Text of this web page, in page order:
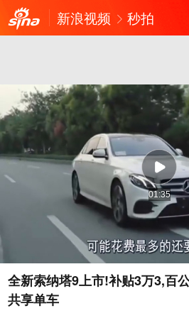
新浪视频 秒拍
01:35
全新索纳塔9上市!补贴3万3,百
共享单车